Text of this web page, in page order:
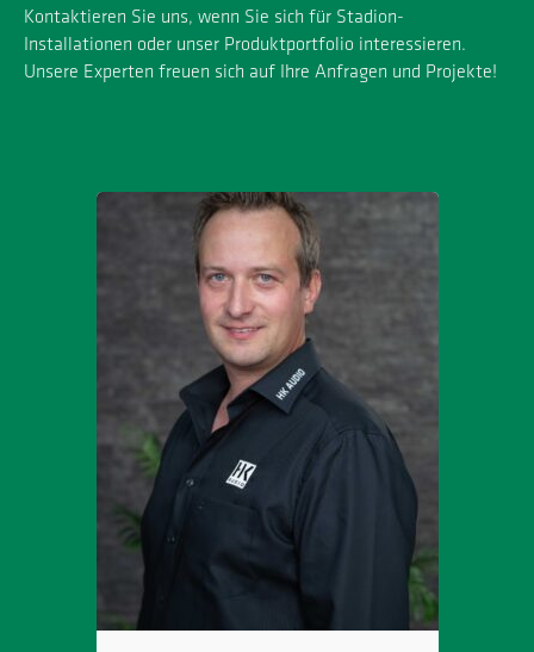
Kontaktieren Sie uns, wenn Sie sich für Stadion-
Installationen oder unser Produktportfolio interessieren.
Unsere Experten freuen sich auf Ihre Anfragen und Projekte!